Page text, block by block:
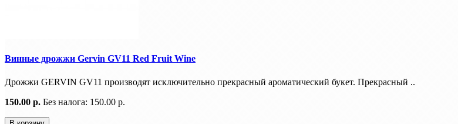
Винные дрожжи Gervin GV11 Red Fruit Wine
Дрожжи GERVIN GV11 производят исключительно прекрасный ароматический букет. Прекрасный ..
150.00 р. Без налога: 150.00 р.